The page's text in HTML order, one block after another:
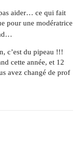
aider… ce qui fait
pour une modératrice
c’est du pipeau !!!
cette année, et 12
avez changé de prof